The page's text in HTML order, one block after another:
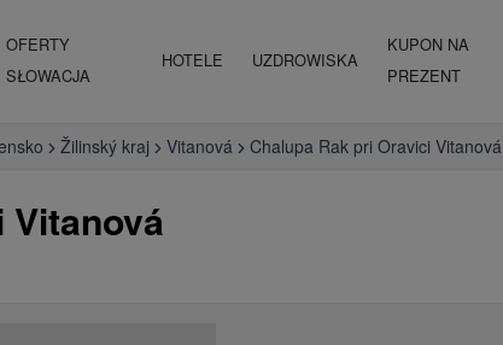
OFERTY
SŁOWACJA
HOTELE UZDROWISKA
KUPON NA
PREZENT
Žilinský kraj Vitanová Chalupa Rak pri Oravici Vitanová
Vitanová